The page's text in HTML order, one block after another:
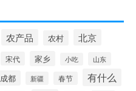
农产品 农村 北京
宋代 家乡 小吃 山东
成都 新疆 春节 有什么